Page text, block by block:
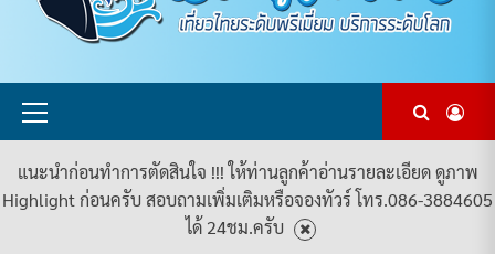
Primary
แนะนำก่อนทำการตัดสินใจ !!! ให้ท่านลูกค้าอ่านรายละเอียด ดูภาพ
Highlight ก่อนครับ สอบถามเพิ่มเติมหรือจองทัวร์ โทร.086-3884605
ได้ 24ชม.ครับ